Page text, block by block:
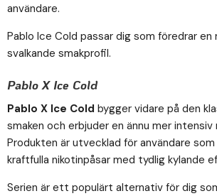
användare.
Pablo Ice Cold passar dig som föredrar en
svalkande smakprofil.
Pablo X Ice Cold
Pablo X Ice Cold bygger vidare på den
smaken och erbjuder en ännu mer
Produkten är utvecklad för användare
kraftfulla nikotinpåsar med tydlig kylande
Serien är ett populärt alternativ för dig